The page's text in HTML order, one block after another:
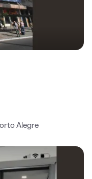
Alegre